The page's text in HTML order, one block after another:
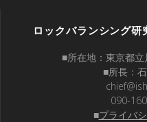
ロックバランシング研
■所在地：東京都
■所長：
090-
■プライバ